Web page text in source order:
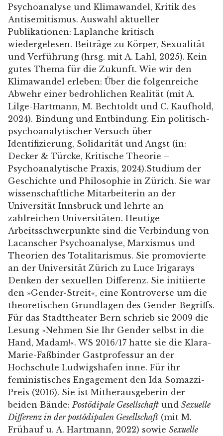
Psychoanalyse und Klimawandel, Kritik des
Antisemitismus. Auswahl aktueller
Publikationen: Laplanche kritisch
wiedergelesen. Beiträge zu Körper, Sexualität
und Verführung (hrsg. mit A. Lahl, 2025). Kein
gutes Thema für die Zukunft. Wie wir den
Klimawandel erleben: Über die folgenreiche
Abwehr einer bedrohlichen Realität (mit A.
Lilge-Hartmann, M. Bechtoldt und C. Kaufhold,
2024). Bindung und Entbindung. Ein politisch-
psychoanalytischer Versuch über
Identifizierung, Solidarität und Angst (in:
Decker & Türcke, Kritische Theorie –
Psychoanalytische Praxis, 2024).Studium der
Geschichte und Philosophie in Zürich. Sie war
wissenschaftliche Mitarbeiterin an der
Universität Innsbruck und lehrte an
zahlreichen Universitäten. Heutige
Arbeitsschwerpunkte sind die Verbindung von
Lacanscher Psychoanalyse, Marxismus und
Theorien des Totalitarismus. Sie promovierte
an der Universität Zürich zu Luce Irigarays
Denken der sexuellen Differenz. Sie initiierte
den »Gender-Streit«, eine Kontroverse um die
theoretischen Grundlagen des Gender-Begriffs.
Für das Stadttheater Bern schrieb sie 2009 die
Lesung »Nehmen Sie Ihr Gender selbst in die
Hand, Madam!«. WS 2016/17 hatte sie die Klara-
Marie-Faßbinder Gastprofessur an der
Hochschule Ludwigshafen inne. Für ihr
feministisches Engagement den Ida Somazzi-
Preis (2016). Sie ist Mitherausgeberin der
beiden Bände: Postödipale Gesellschaft und Sexuelle
Differenz in der postödipalen Gesellschaft (mit M.
Frühauf u. A. Hartmann, 2022) sowie Sexuelle